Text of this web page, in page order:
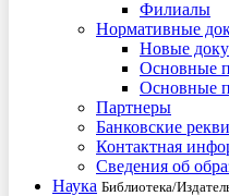
Филиалы
Нормативные
Новые
Основные
Основные
Партнеры
Банковские
Контактная
Сведения об
Наука Библиотека/